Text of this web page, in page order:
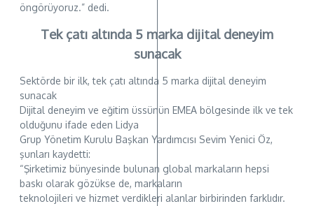
öngörüyoruz.” dedi.
Tek çatı altında 5 marka dijital deneyim
sunacak
Sektörde bir ilk, tek çatı altında 5 marka dijital deneyim
sunacak
Dijital deneyim ve eğitim üssünün EMEA bölgesinde ilk ve tek
olduğunu ifade eden Lidya
Grup Yönetim Kurulu Başkan Yardımcısı Sevim Yenici Öz,
şunları kaydetti:
“Şirketimiz bünyesinde bulunan global markaların hepsi
baskı olarak gözükse de, markaların
teknolojileri ve hizmet verdikleri alanlar birbirinden farklıdır.